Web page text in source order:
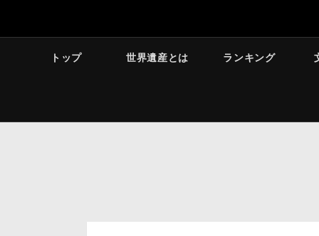
トップ 世界遺産とは ランキング